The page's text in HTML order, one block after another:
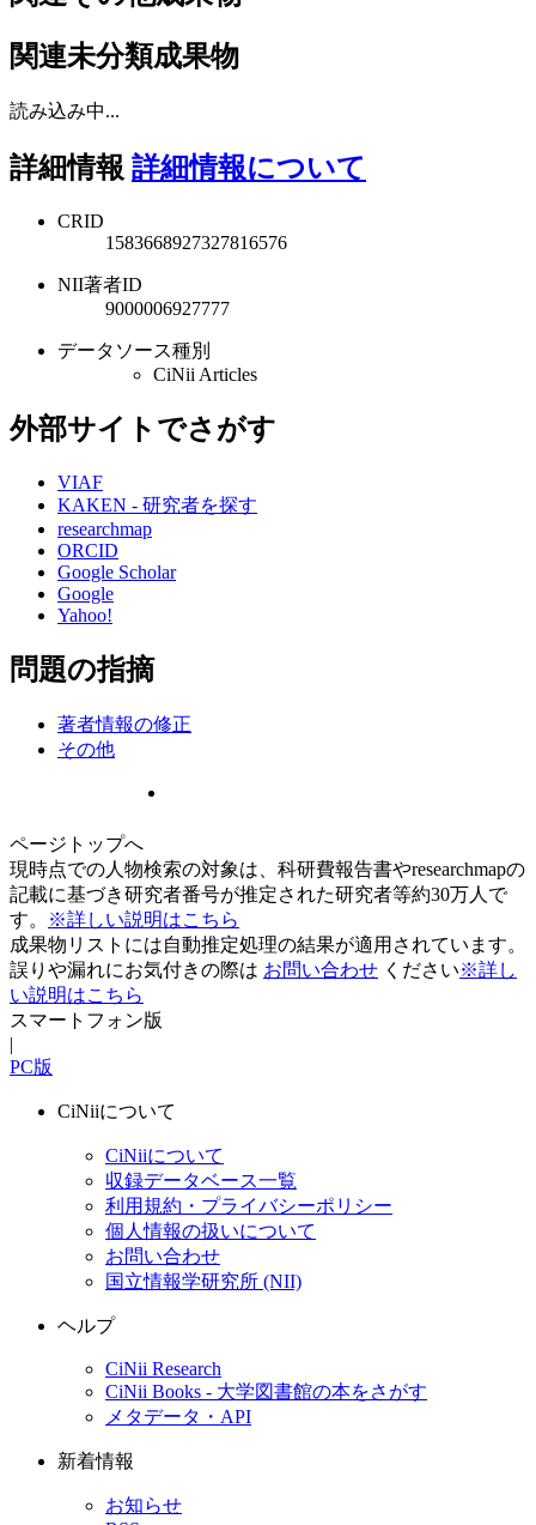
関連未分類成果物
読み込み中...
詳細情報 詳細情報について
CRID
1583668927327816576
NII著者ID
9000006927777
データソース種別
CiNii Articles
外部サイトでさがす
VIAF
KAKEN - 研究者を探す
researchmap
ORCID
Google Scholar
Google
Yahoo!
問題の指摘
著者情報の修正
その他
ページトップへ
現時点での人物検索の対象は、科研費報告書やresearchmapの
記載に基づき研究者番号が推定された研究者等約30万人で
す。
※詳しい説明はこちら
成果物リストには自動推定処理の結果が適用されています。
誤りや漏れにお気付きの際は お問い合わせ ください※詳し
い説明はこちら
スマートフォン版
|
PC版
CiNiiについて
CiNiiについて
収録データベース一覧
利用規約・プライバシーポリシー
個人情報の扱いについて
お問い合わせ
国立情報学研究所 (NII)
ヘルプ
CiNii Research
CiNii Books - 大学図書館の本をさがす
メタデータ・API
新着情報
お知らせ